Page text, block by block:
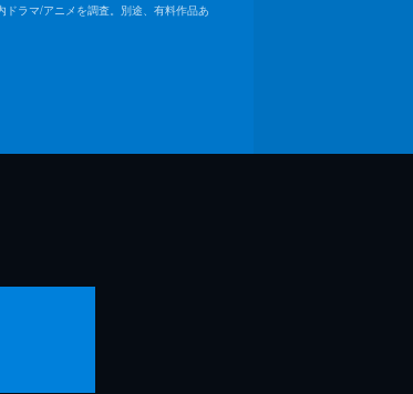
ドラマ/アニメを調査。別途、有料作品あ